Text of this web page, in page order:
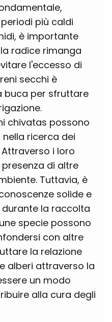
più caldi
è importante
radice rimanga
l'eccesso di
secchi è
buca per sfruttare
chivatas possono
ricerca dei
i loro
di altre
Tuttavia, è
solide e
la raccolta
specie possono
con altre
la relazione
alberi attraverso la
un modo
alla cura degli